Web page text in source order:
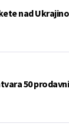
nad
50